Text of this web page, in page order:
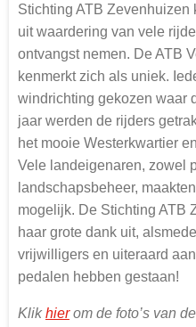
Stichting ATB Zevenhuizen
uit waardering van vele
ontvangst nemen. De ATB
kenmerkt zich als uniek.
windrichting gekozen waar
jaar werden de rijders
het mooie Westerkwartier
Vele landeigenaren, zowel
landschapsbeheer,
mogelijk. De Stichting ATB
haar grote dank uit,
vrijwilligers en uiteraard
pedalen hebben gestaan!
Klikhierom de foto’s van